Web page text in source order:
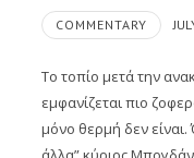
COMMENTARY
Το τοπίο μετά την
εμφανίζεται πιο
μόνο θερμή δεν